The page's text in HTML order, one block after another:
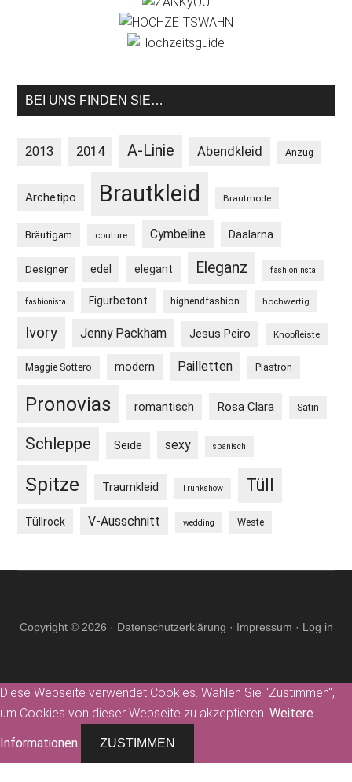
BEI UNS FINDEN SIE…
2013 2014 A-Linie Abendkleid Anzug
Archetipo Brautkleid Brautmode
Bräutigam couture Cymbeline Daalarna
Designer edel elegant Eleganz fashioninsta
fashionista Figurbetont highendfashion hochwertig
Ivory Jenny Packham Jesus Peiro Knopfleiste
Maggie Sottero modern Pailletten Plastron
Pronovias romantisch Rosa Clara Satin
Schleppe Seide sexy spanisch
Spitze Traumkleid Trunkshow Tüll
Tüllrock V-Ausschnitt wedding Weste
Copyright © 2026 · Datenschutzerklärung · Impressum · Log in
Diese Webseite verwendet Cookies. Wählen Sie "Zustimmen",
um Cookies von dieser Webseite zu akzeptieren. Weitere
Informationen
ZUSTIMMEN